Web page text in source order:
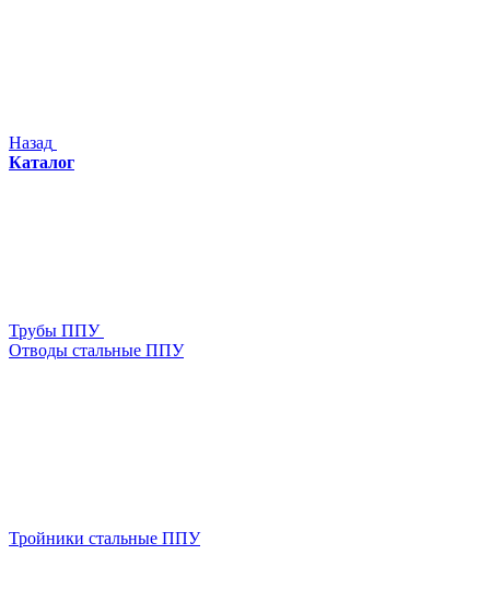
Назад
Каталог
Трубы ППУ
Отводы стальные ППУ
Тройники стальные ППУ